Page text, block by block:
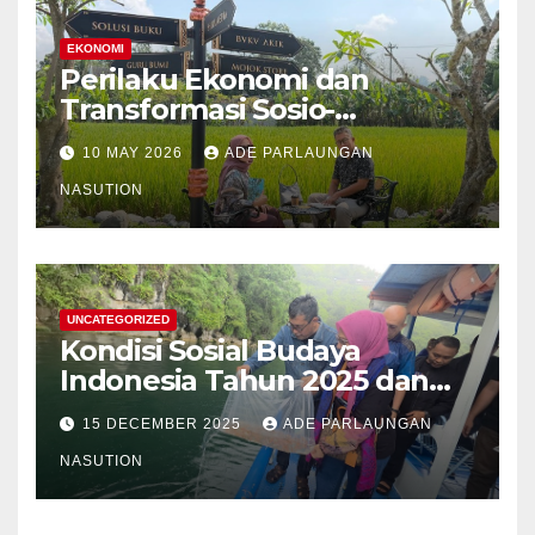
EKONOMI
Perilaku Ekonomi dan
Transformasi Sosio-
Struktural Masyarakat Agraris
Sumatera Utara: Analisis
Komparatif Sektor
Perkebunan Kelapa Sawit,
Tanaman Palawija, dan Hasil
Hutan Bukan Kayu
10 MAY 2026 ADE PARLAUNGAN
NASUTION
UNCATEGORIZED
Kondisi Sosial Budaya
Indonesia Tahun 2025 dan
Proyeksi Strategis Tahun
2026
15 DECEMBER 2025 ADE PARLAUNGAN
NASUTION